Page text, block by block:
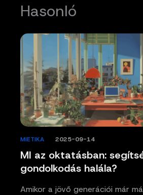
Hasonló
MI az oktatásban:
gondolkodás halála?
MIETIKA 2025-09-14
Amikor a jövő generációi már